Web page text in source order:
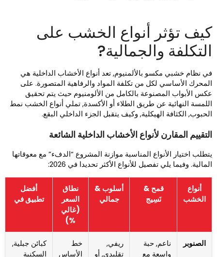
تؤثر أنواع الخشب على
والجمالية?
نظام خشبي مكسو بالألمنيوم, تعد أنواع الأخشاب الداخلية هي
الأساسي لكل من تكلفة المواد والرفاهية المتصورة. على
الأبواب المصنوعة بالكامل من الألومنيوم حيث يتم تحقيق
النهائية عن طريق الطلاء أو الأكسدة, تملي أنواع الخشب نمط
الكثافة الهيكلية, وكيف يتقبل الجزء الداخلي البقع.
المقارن لأنواع الأخشاب الداخلية الشائعة
اختيار الأنواع المناسبة موازنة المشروع “الدفء” مع معوقاتها
وفيما يلي تفصيل للأنواع الأكثر تحديدا في 2026:
أنواع
الخشب
قمح &
نَسِيج
أسلوب &
جمالي
نطاق
السعر
(غالي
%)
أفضل
تطبيق في
الصنوبر
ناعم, حبة
واسعة مع
ريفي,
تقليدي, أو
خط
الأساس
كبائن جبلية,
السكنية